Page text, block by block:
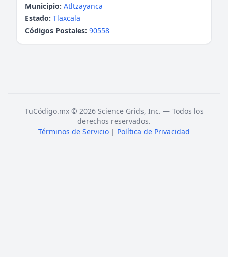
Municipio: Atltzayanca
Estado: Tlaxcala
Códigos Postales: 90558
TuCódigo.mx © 2026 Science Grids, Inc. — Todos los
derechos reservados.
Términos de Servicio | Política de Privacidad